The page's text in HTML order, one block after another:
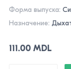
Форма выпуска:
Назначение:
111.00 MDL